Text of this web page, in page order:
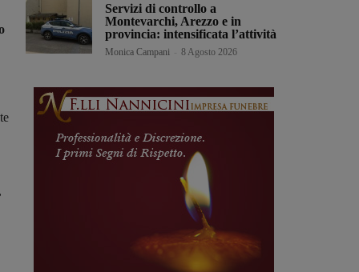
Servizi di controllo a
Montevarchi, Arezzo e in
provincia: intensificata l’attività
Monica Campani 8 Agosto 2026